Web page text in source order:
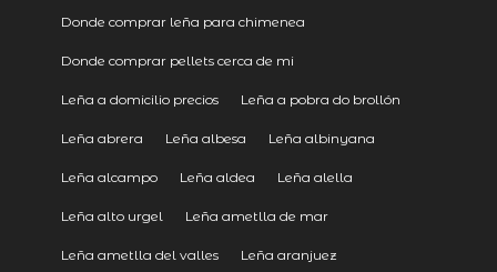
Donde comprar leña para chimenea
Donde comprar pellets cerca de mi
Leña a domicilio precios Leña a pobra do brollón
Leña abrera Leña albesa Leña albinyana
Leña alcampo Leña aldea Leña alella
Leña alto urgel Leña ametlla de mar
Leña ametlla del valles Leña aranjuez